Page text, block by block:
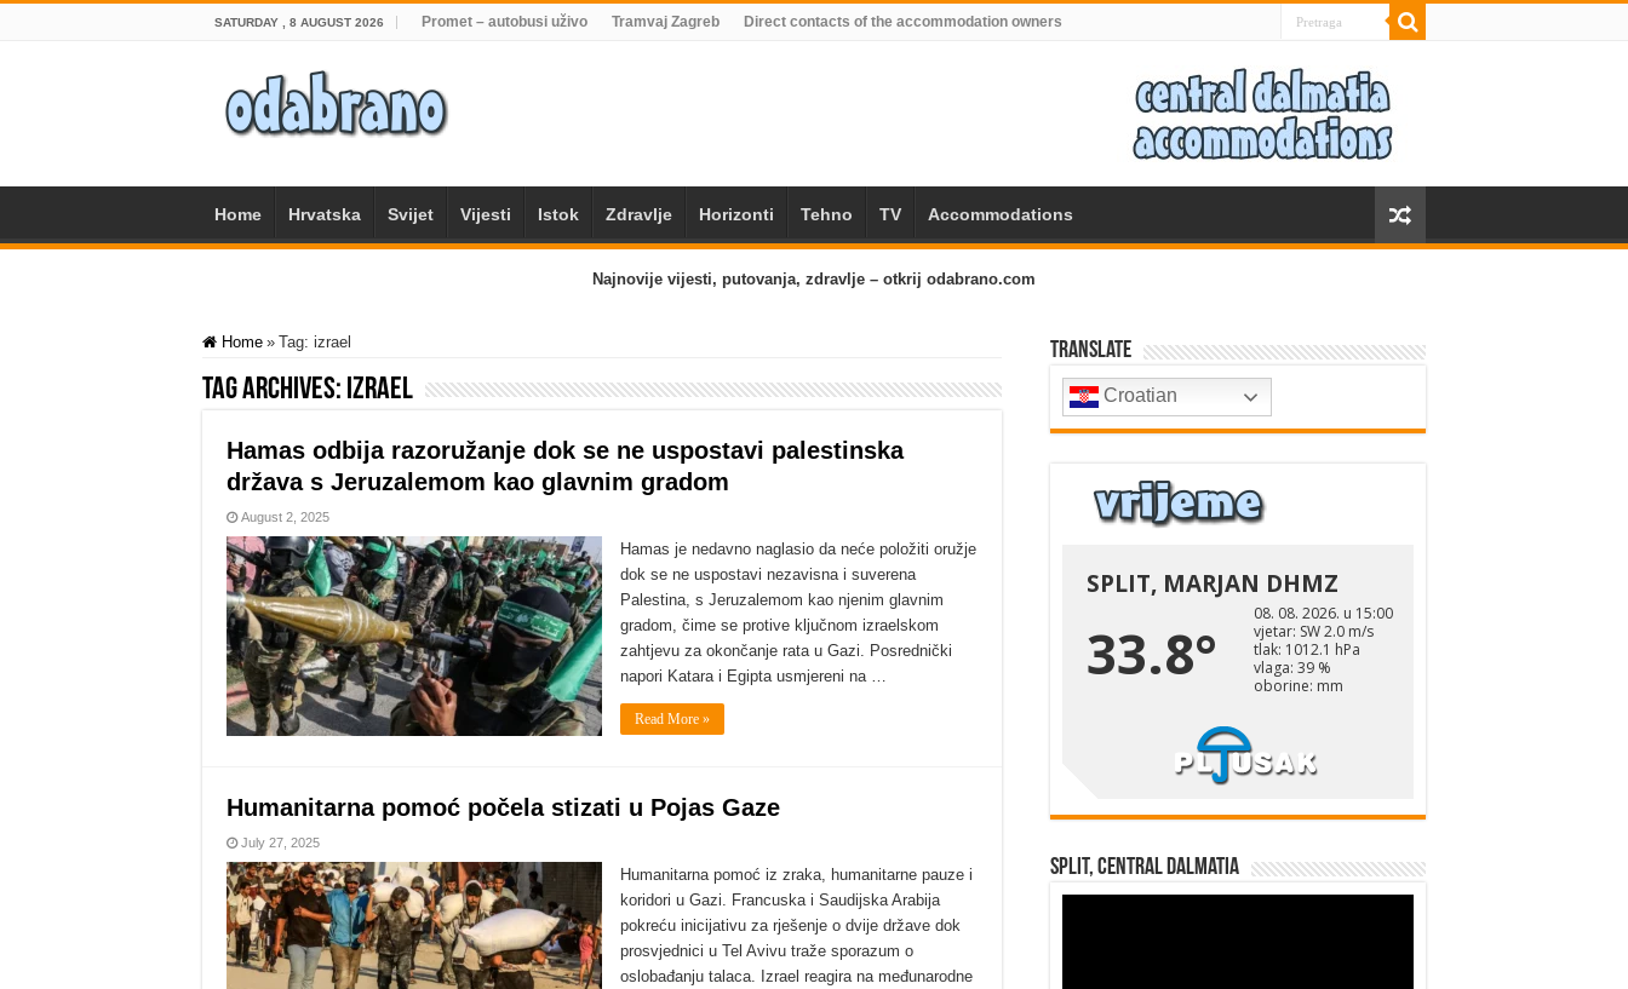
SATURDAY , 8 AUGUST 2026 Promet – autobusi uživo Tramvaj Zagreb Direct contacts of the accommodation owners
Home Hrvatska Svijet Vijesti Istok Zdravlje Horizonti Tehno TV Accommodations
Najnovije vijesti, putovanja, zdravlje – otkrij odabrano.com
Home » Tag: izrael
Tag Archives: izrael
Hamas odbija razoružanje dok se ne uspostavi palestinska
država s Jeruzalemom kao glavnim gradom
August 2, 2025
Hamas je nedavno naglasio da neće položiti oružje
dok se ne uspostavi nezavisna i suverena
Palestina, s Jeruzalemom kao njenim glavnim
gradom, čime se protive ključnom izraelskom
zahtjevu za okončanje rata u Gazi. Posrednički
napori Katara i Egipta usmjereni na …
Read More »
Humanitarna pomoć počela stizati u Pojas Gaze
July 27, 2025
Humanitarna pomoć iz zraka, humanitarne pauze i
koridori u Gazi. Francuska i Saudijska Arabija
pokreću inicijativu za rješenje o dvije države dok
prosvjednici u Tel Avivu traže sporazum o
oslobađanju talaca. Izrael reagira na međunarodne
Translate
Croatian
Split, Central Dalmatia